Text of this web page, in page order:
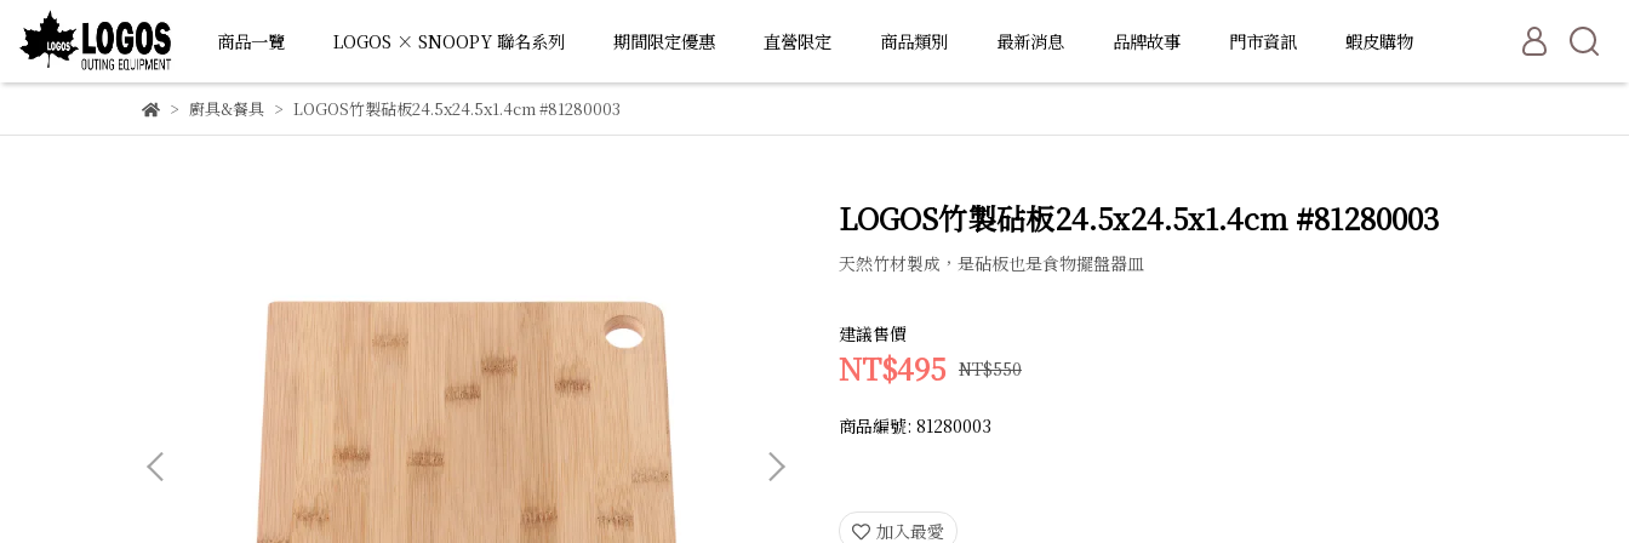
商品一覽 LOGOS × SNOOPY 聯名系列 期間限定優惠 直營限定 商品類別 最新消息 品牌故事 門市資訊 蝦皮購物
廚具&餐具 LOGOS竹製砧板24.5x24.5x1.4cm #81280003
LOGOS竹製砧板24.5x24.5x1.4cm #81280003
天然竹材製成，是砧板也是食物擺盤器皿
建議售價
NT$495 NT$550
商品編號: 81280003
加入最愛